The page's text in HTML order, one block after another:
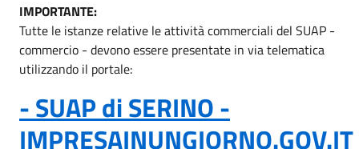
IMPORTANTE:
Tutte le istanze relative le attività commerciali del SUAP -
commercio - devono essere presentate in via telematica
utilizzando il portale:
- SUAP di SERINO -
IMPRESAINUNGIORNO.GOV.IT